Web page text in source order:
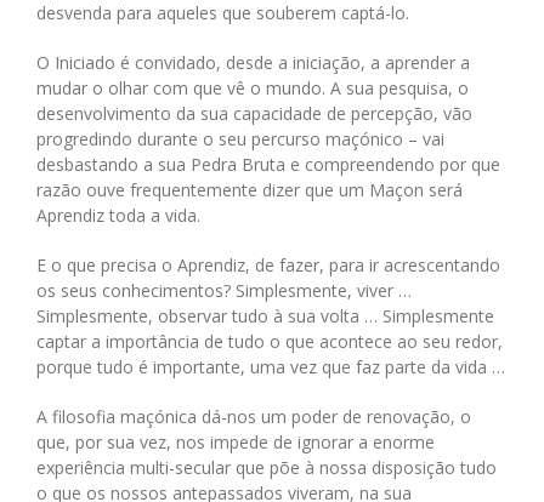
desvenda para aqueles que souberem captá-lo.
O Iniciado é convidado, desde a iniciação, a aprender a
mudar o olhar com que vê o mundo. A sua pesquisa, o
desenvolvimento da sua capacidade de percepção, vão
progredindo durante o seu percurso maçónico – vai
desbastando a sua Pedra Bruta e compreendendo por que
razão ouve frequentemente dizer que um Maçon será
Aprendiz toda a vida.
E o que precisa o Aprendiz, de fazer, para ir acrescentando
os seus conhecimentos? Simplesmente, viver …
Simplesmente, observar tudo à sua volta … Simplesmente
captar a importância de tudo o que acontece ao seu redor,
porque tudo é importante, uma vez que faz parte da vida …
A filosofia maçónica dá-nos um poder de renovação, o
que, por sua vez, nos impede de ignorar a enorme
experiência multi-secular que põe à nossa disposição tudo
o que os nossos antepassados viveram, na sua